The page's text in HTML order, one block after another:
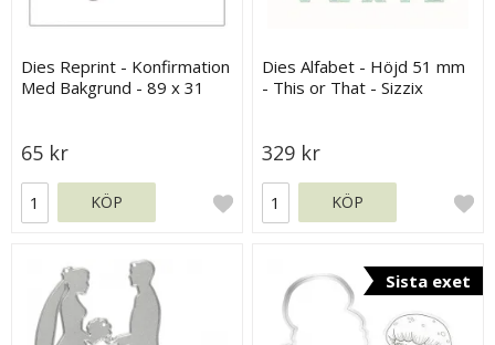
Dies Reprint - Konfirmation
Med Bakgrund - 89 x 31
65 kr
KÖP
Dies Alfabet - Höjd 51 mm
- This or That - Sizzix
329 kr
KÖP
Sista exet